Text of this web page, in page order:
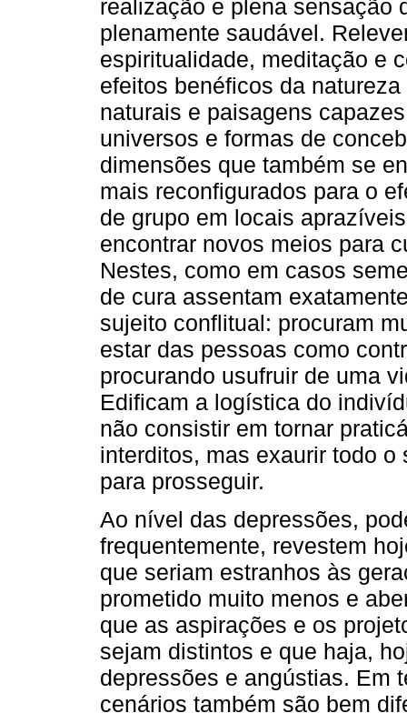
realização e plena sensação
plenamente saudável.
espiritualidade, meditação e
efeitos benéficos da
naturais e paisagens
universos e formas de
dimensões que também se
mais reconfigurados para o
de grupo em locais
encontrar novos meios para
Nestes, como em casos
de cura assentam
sujeito conflitual: procuram
estar das pessoas como
procurando usufruir de uma
Edificam a logística do
não consistir em tornar
interditos, mas exaurir todo
para prosseguir.
Ao nível das depressões,
frequentemente, revestem
que seriam estranhos às
prometido muito menos e
que as aspirações e os
sejam distintos e que haja,
depressões e angústias. Em
cenários também são bem